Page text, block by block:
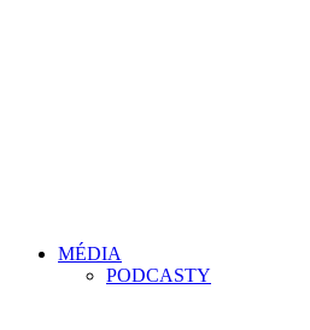
MÉDIA
PODCASTY